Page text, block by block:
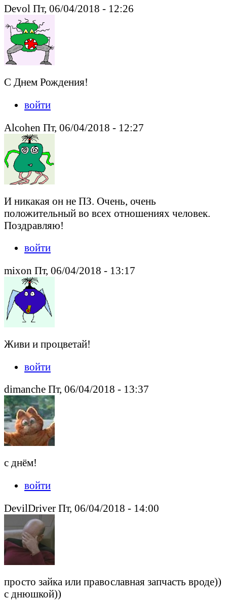
Devol Пт, 06/04/2018 - 12:26
С Днем Рождения!
войти
Alcohen Пт, 06/04/2018 - 12:27
И никакая он не ПЗ. Очень, очень
положительный во всех отношениях человек.
Поздравляю!
войти
mixon Пт, 06/04/2018 - 13:17
Живи и процветай!
войти
dimanche Пт, 06/04/2018 - 13:37
с днём!
войти
DevilDriver Пт, 06/04/2018 - 14:00
просто зайка или православная запчасть вроде))
с днюшкой))